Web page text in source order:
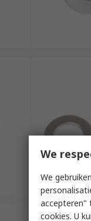
We
We
accepteren"
cookies. U